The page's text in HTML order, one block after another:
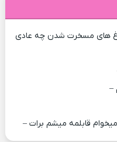
های مسخرت شدن چه عادی
–
قابلمه میشم برات –